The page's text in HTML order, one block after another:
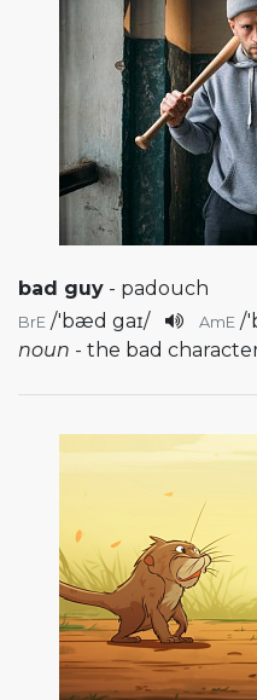
bad guy - padouch
BrE /'bæd gaɪ/ AmE /
noun - the bad